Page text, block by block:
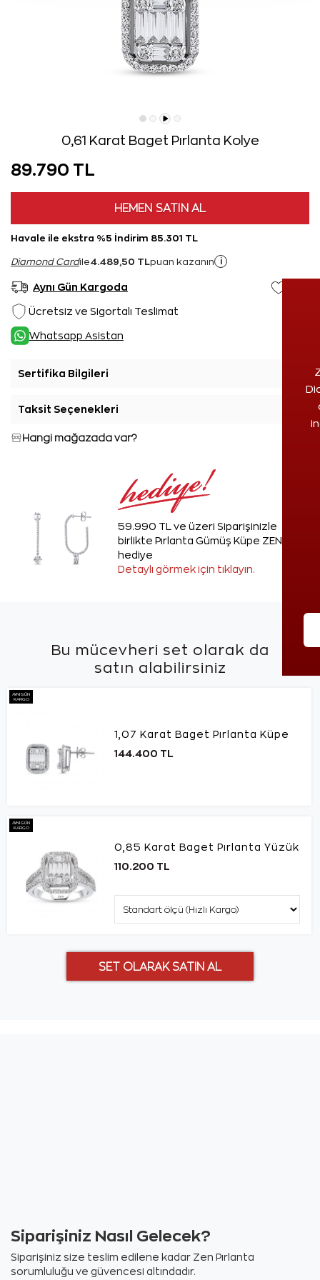
0,61 Karat Baget Pırlanta Kolye
89.790 TL
HEMEN SATIN AL
Havale ile ekstra %5 İndirim 85.301 TL
Diamond Cardile4.489,50 TL puan kazanın i
Aynı Gün Kargoda
Ücretsiz ve Sigortalı Teslimat
Whatsapp Asistan
Sertifika Bilgileri
Taksit Seçenekleri
Hangi mağazada var?
59.990 TL ve üzeri Siparişinizle
birlikte Pırlanta Gümüş Küpe ZEN'den
hediye
Detaylı görmek için tıklayın.
Bu mücevheri set olarak da
satın alabilirsiniz
AYNI GÜN
KARGO
1,07 Karat Baget Pırlanta Küpe
144.400 TL
AYNI GÜN
KARGO
0,85 Karat Baget Pırlanta Yüzük
110.200 TL
Siparişiniz Nasıl Gelecek?
Siparişiniz size teslim edilene kadar Zen Pırlanta
sorumluluğu ve güvencesi altındadır.